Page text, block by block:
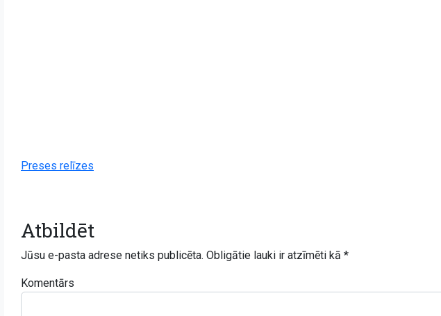
Preses relīzes
Atbildēt
Jūsu e-pasta adrese netiks publicēta. Obligātie lauki ir atzīmēti kā *
Komentārs